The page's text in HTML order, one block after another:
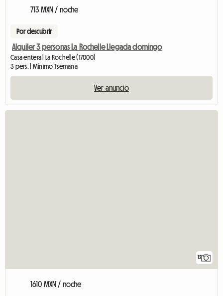
713 MXN / noche
Por descubrir
Alquiler 3 personas La Rochelle Llegada domingo
Casa entera | La Rochelle (17000)
3 pers. | Mínimo 1 semana
Ver anuncio
12
1610 MXN / noche